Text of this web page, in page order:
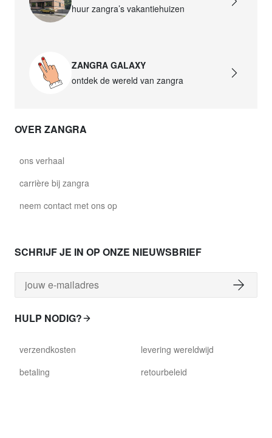
huur zangra’s vakantiehuizen
ZANGRA GALAXY
ontdek de wereld van zangra
OVER ZANGRA
ons verhaal
carrière bij zangra
neem contact met ons op
SCHRIJF JE IN OP ONZE NIEUWSBRIEF
HULP NODIG?
verzendkosten
betaling
levering wereldwijd
retourbeleid